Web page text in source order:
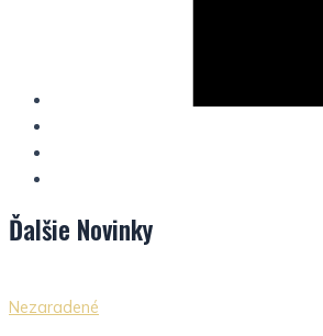
Ďalšie Novinky
Nezaradené